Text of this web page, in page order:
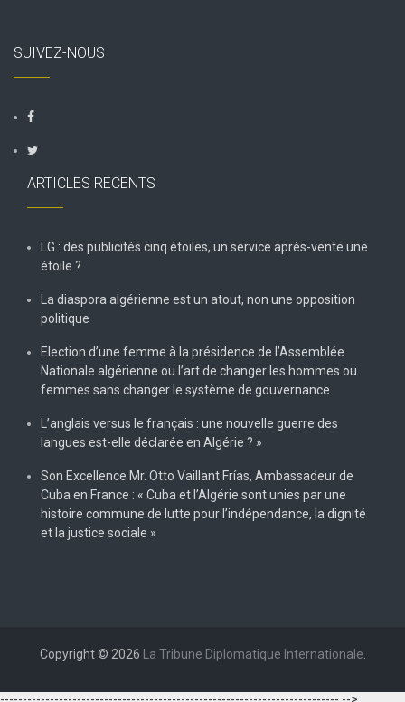
SUIVEZ-NOUS
ARTICLES RÉCENTS
LG : des publicités cinq étoiles, un service après-vente une
étoile ?
La diaspora algérienne est un atout, non une opposition
politique
Election d’une femme à la présidence de l’Assemblée
Nationale algérienne ou l’art de changer les hommes ou
femmes sans changer le système de gouvernance
L’anglais versus le français : une nouvelle guerre des
langues est-elle déclarée en Algérie ? »
Son Excellence Mr. Otto Vaillant Frías, Ambassadeur de
Cuba en France : « Cuba et l’Algérie sont unies par une
histoire commune de lutte pour l’indépendance, la dignité
et la justice sociale »
Copyright © 2026 La Tribune Diplomatique Internationale.